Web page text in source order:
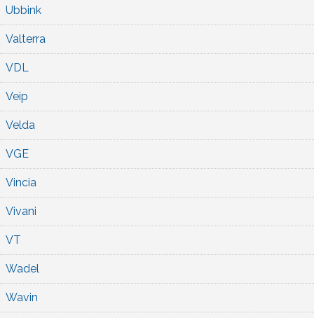
Ubbink
Valterra
VDL
Veip
Velda
VGE
Vincia
Vivani
VT
Wadel
Wavin